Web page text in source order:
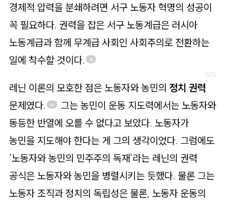
경제적 압력을 분쇄하려면 서구 노동자 혁명의 성공이
꼭 필요하다. 권력을 잡은 서구 노동계급은 러시아
노동계급과 함께 무계급 사회인 사회주의로 전환하는
일에 착수할 것이다.
18
레닌 이론의 모호한 점은 노동자와 농민의 정치 권력
문제였다.
19
그는 농민이 운동 지도력에서는 노동자와
동등한 반열에 오를 수 없다고 보았다. 노동자가
농민을 지도해야 한다는 게 그의 생각이었다. 그럼에도
‘노동자와 농민의 민주주의 독재’라는 레닌의 권력
공식은 노동자와 농민을 병렬시키는 듯했다. 물론 그는
노동자 조직과 정치의 독립성은 물론, 노동자 운동의